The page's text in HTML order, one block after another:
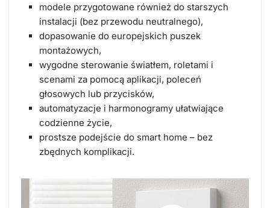
modele przygotowane również do starszych
instalacji (bez przewodu neutralnego),
dopasowanie do europejskich puszek
montażowych,
wygodne sterowanie światłem, roletami i
scenami za pomocą aplikacji, poleceń
głosowych lub przycisków,
automatyzacje i harmonogramy ułatwiające
codzienne życie,
prostsze podejście do smart home – bez
zbędnych komplikacji.